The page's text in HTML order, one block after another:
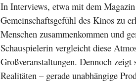
In Interviews, etwa mit dem Magazin
Gemeinschaftsgefühl des Kinos zu
Menschen zusammenkommen und
Schauspielerin vergleicht diese
Großveranstaltungen. Dennoch
Realitäten – gerade unabhängige